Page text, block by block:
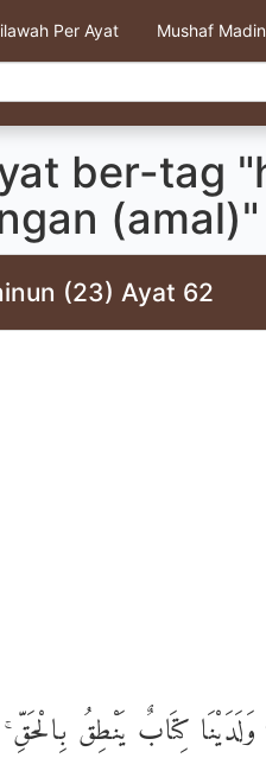
Per Ayat Mushaf
ber-tag
(amal)"
(23) Ayat 62
كِتَابٌ يَنْطِقُ